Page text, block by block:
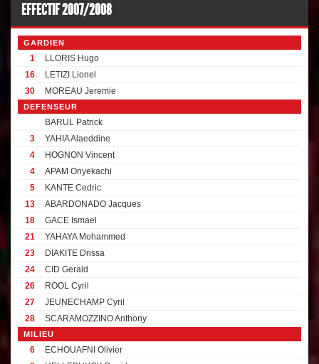
EFFECTIF 2007/2008
GARDIEN
1
LLORIS Hugo
16
LETIZI Lionel
30
MOREAU Jeremie
DEFENSEUR
BARUL Patrick
3
YAHIA Alaeddine
4
HOGNON Vincent
4
APAM Onyekachi
5
KANTE Cedric
13
ABARDONADO Jacques
18
GACE Ismael
21
YAHAYA Mohammed
23
DIAKITE Drissa
24
CID Gerald
26
ROOL Cyril
27
JEUNECHAMP Cyril
28
SCARAMOZZINO Anthony
MILIEU
6
ECHOUAFNI Olivier